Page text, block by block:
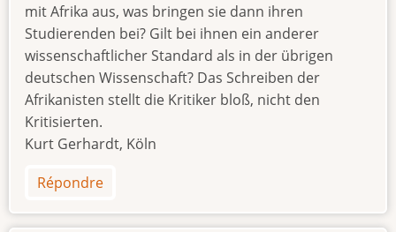
mit Afrika aus, was bringen sie dann ihren
Studierenden bei? Gilt bei ihnen ein anderer
wissenschaftlicher Standard als in der übrigen
deutschen Wissenschaft? Das Schreiben der
Afrikanisten stellt die Kritiker bloß, nicht den
Kritisierten.
Kurt Gerhardt, Köln
Répondre